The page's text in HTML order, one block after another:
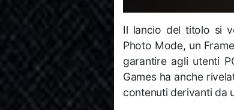
Il lancio del titolo si
Photo Mode, un
garantire agli utenti
Games ha anche
contenuti derivanti da